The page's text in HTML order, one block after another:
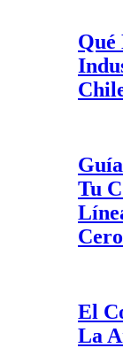
Qué
Tu
Cero
El
La